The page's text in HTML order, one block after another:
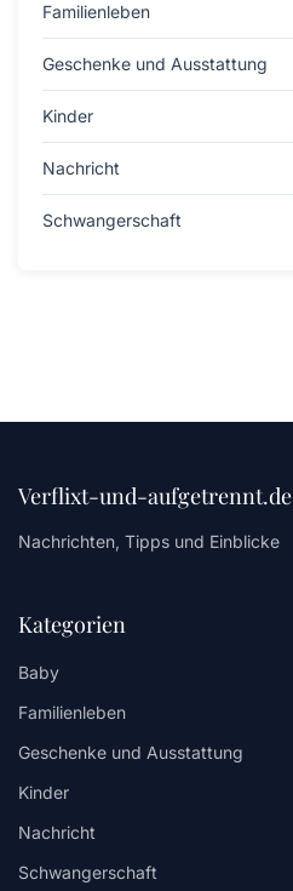
Familienleben
Geschenke und Ausstattung
Kinder
Nachricht
Schwangerschaft
Verflixt-und-aufgetrennt.de
Nachrichten, Tipps und Einblicke
Kategorien
Baby
Familienleben
Geschenke und Ausstattung
Kinder
Nachricht
Schwangerschaft